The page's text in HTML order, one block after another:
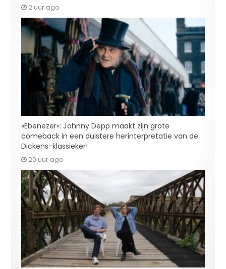
2 uur ago
«Ebenezer»: Johnny Depp maakt zijn grote
comeback in een duistere herinterpretatie van de
Dickens-klassieker!
20 uur ago